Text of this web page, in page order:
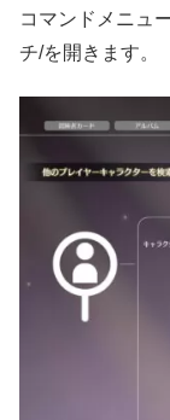
コマンドメニュ
チ/を開きます。